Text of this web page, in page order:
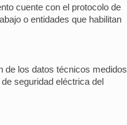
cuente con el protocolo de
o entidades que habilitan
de los datos técnicos medidos
seguridad eléctrica del